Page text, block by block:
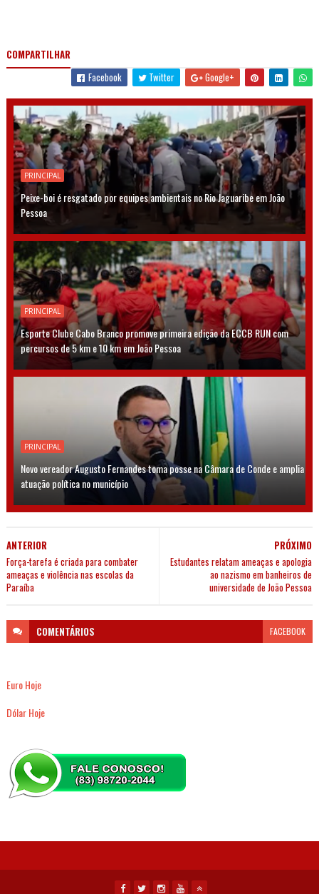
COMPARTILHAR
Facebook
Twitter Google+
PRINCIPAL
Peixe-boi é resgatado por equipes ambientais no Rio Jaguaribe em João
Pessoa
PRINCIPAL
Esporte Clube Cabo Branco promove primeira edição da ECCB RUN com
percursos de 5 km e 10 km em João Pessoa
PRINCIPAL
Novo vereador Augusto Fernandes toma posse na Câmara de Conde e amplia
atuação política no município
PRÓXIMO
Estudantes relatam ameaças e apologia
ao nazismo em banheiros de
universidade de João Pessoa
ANTERIOR
Força-tarefa é criada para combater
ameaças e violência nas escolas da
Paraíba
COMENTÁRIOS FACEBOOK
Euro Hoje
Dólar Hoje